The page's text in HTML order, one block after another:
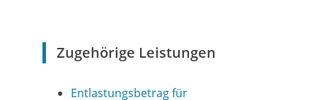
Zugehörige Leistungen
Entlastungsbetrag für